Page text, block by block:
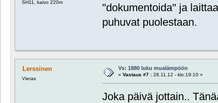
SH11, kaivo 220m
"dokumentoida" ja
puhuvat puolestaan.
Lerssinen
Vieras
Vs: 1880 luku mualämpöön
« Vastaus #7 :28.11.12 - klo:19:10 »
Joka päivä jottain..